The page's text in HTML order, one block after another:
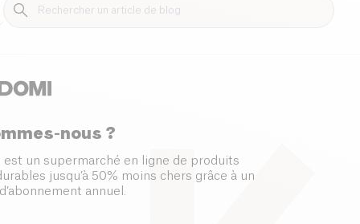
Maternité
nous ?
est un supermarché en ligne de produits
jusqu’à 50% moins chers grâce à un
annuel.